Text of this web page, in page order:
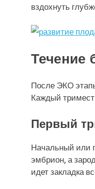
вздохнуть
Течение
После ЭКО
Каждый
Первый
Начальный или
эмбрион, а
идет закладка